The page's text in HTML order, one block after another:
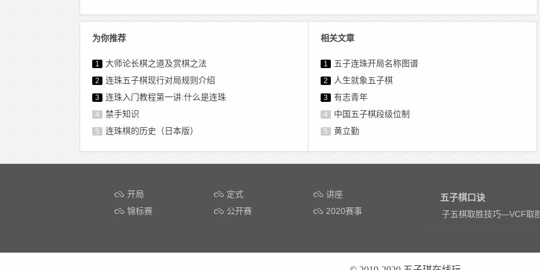
为你推荐
1 大师论长棋之道及赏棋之法
2 连珠五子棋现行对局规则介绍
3 连珠入门教程第一讲:什么是连珠
4 禁手知识
5 连珠棋的历史（日本版）
相关文章
1 五子连珠开局名称图谱
2 人生就象五子棋
3 有志青年
4 中国五子棋段级位制
5 黄立勤
开局 定式
讲座
锦标赛
公开赛 2020赛事
五子棋口诀
子五棋取胜技巧—VCF取